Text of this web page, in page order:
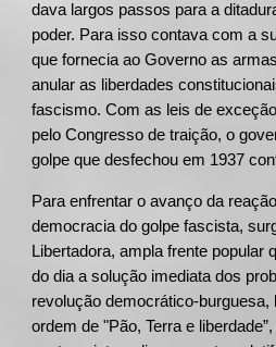
dava largos passos para a
poder. Para isso contava com a
que fornecia ao Governo as
anular as liberdades
fascismo. Com as leis de
pelo Congresso de traição, o
golpe que desfechou em 1937
Para enfrentar o avanço da
democracia do golpe fascista,
Libertadora, ampla frente popular
do dia a solução imediata dos
revolução democrático-burguesa,
ordem de "Pão, Terra e